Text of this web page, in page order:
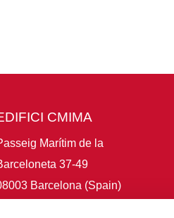
CMIMA
Marítim de la
37-49
Barcelona (Spain)